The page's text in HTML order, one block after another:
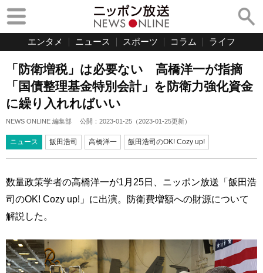
エンタメ ニュース スポーツ コラム ライフ
「防衛増税」は必要ない 高橋洋一が指摘
「国債整理基金特別会計」を防衛力強化資金
に繰り入れればいい
NEWS ONLINE 編集部 公開： 2023-01-25 （2023-01-25更新）
ニュース 飯田浩司 高橋洋一 飯田浩司のOK! Cozy up!
数量政策学者の高橋洋一が1月25日、ニッポン放送「飯田浩
司のOK! Cozy up!」に出演。防衛費増額への財源について
解説した。